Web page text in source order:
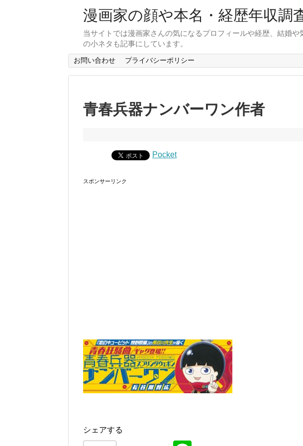
漫画家の顔や本名・経歴年収調
当サイトでは漫画家さんの気になるプロフィールや経歴、結婚
の小ネタも記事にしています。
お問い合わせ プライバシーポリシー
青春兵器ナンバーワン作者
Pocket
スポンサーリンク
シェアする